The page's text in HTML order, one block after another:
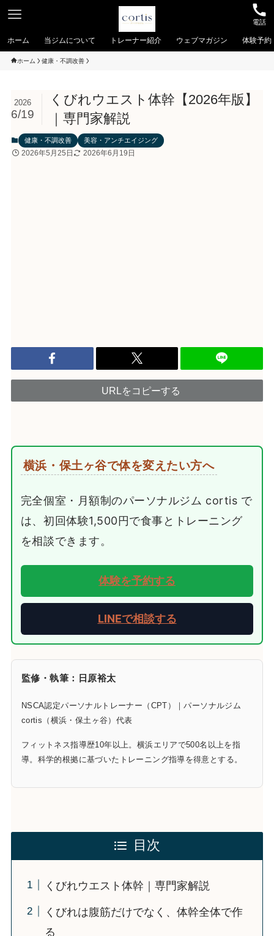
電話
ホーム 当ジムについて トレーナー紹介 ウェブマガジン 体験予約
ホーム 健康・不調改善
くびれウエスト体幹【2026年版】
｜専門家解説
2026
6/19
健康・不調改善 美容・アンチエイジング
2026年5月25日 2026年6月19日
URLをコピーする
横浜・保土ヶ谷で体を変えたい方へ
完全個室・月額制のパーソナルジム cortis で
は、初回体験1,500円で食事とトレーニング
を相談できます。
体験を予約する
LINEで相談する
監修・執筆：日原裕太
NSCA認定パーソナルトレーナー（CPT）｜パーソナルジム
cortis（横浜・保土ヶ谷）代表
フィットネス指導歴10年以上。横浜エリアで500名以上を指
導。科学的根拠に基づいたトレーニング指導を得意とする。
目次
くびれウエスト体幹｜専門家解説
くびれは腹筋だけでなく、体幹全体で作
る